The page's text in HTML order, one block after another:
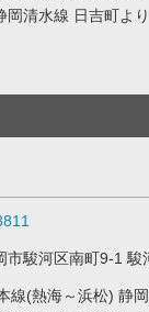
岡清水線 日吉町よ
市駿河区南町9-1 駿
線(熱海～浜松) 静